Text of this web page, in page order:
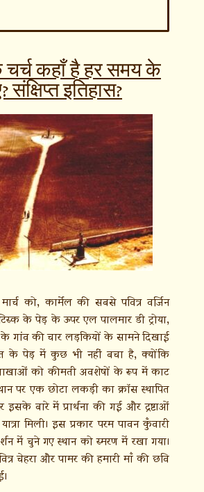
कहाँ है हर समय के
संक्षिप्त इतिहास?
को, कार्मेल की सबसे पवित्र वर्जिन
के पेड़ के ऊपर एल पालमार डी ट्रोया,
के गांव की चार लड़कियों के सामने दिखाई
के पेड़ में कुछ भी नहीं बचा है, क्योंकि
को कीमती अवशेषों के रूप में काट
पर एक छोटा लकड़ी का क्रॉस स्थापित
बारे में प्रार्थना की गई और द्रष्टाओं
मिली। इस प्रकार परम पावन कुँवारी
में चुने गए स्थान को स्मरण में रखा गया।
चेहरा और पामर की हमारी माँ की छवि